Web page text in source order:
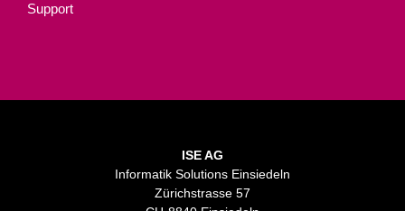
Support
ISE AG
Informatik Solutions Einsiedeln
Zürichstrasse 57